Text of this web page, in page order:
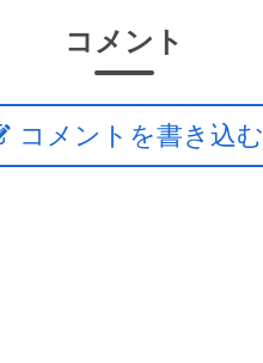
コメント
コメントを書き込む